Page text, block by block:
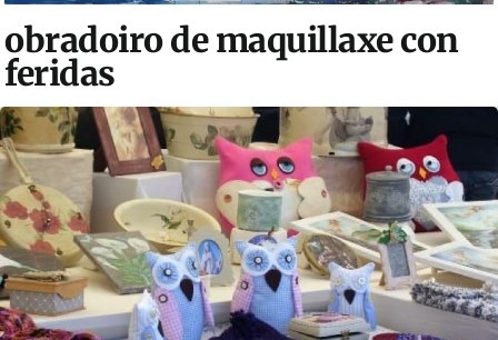
obradoiro de maquillaxe con
feridas